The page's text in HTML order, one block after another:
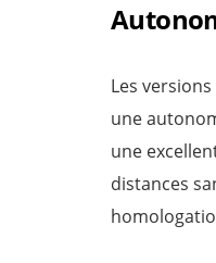
Les versions
une
une
distances